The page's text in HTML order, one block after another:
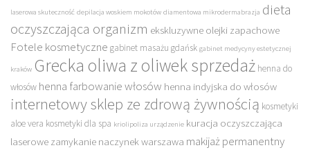
laserowa skuteczność depilacja woskiem mokotów diamentowa mikrodermabrazja dieta
oczyszczająca organizm ekskluzywne olejki zapachowe
Fotele kosmetyczne gabinet masażu gdańsk gabinet medycyny estetycznej
kraków Grecka oliwa z oliwek sprzedaż henna do
włosów henna farbowanie włosów henna indyjska do włosów
internetowy sklep ze zdrową żywnością kosmetyki
aloe vera kosmetyki dla spa kriolipoliza urządzenie kuracja oczyszczająca
laserowe zamykanie naczynek warszawa makijaż permanentny